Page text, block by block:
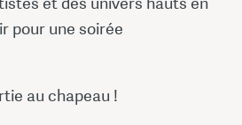
pour une soirée
au chapeau !